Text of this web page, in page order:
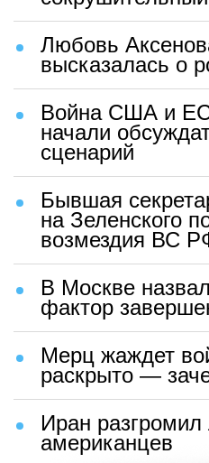
Любовь
высказалась о
Война США и
начали
сценарий
Бывшая
на Зеленского
возмездия ВС
В Москве
фактор
Мерц жаждет
раскрыто —
Иран разгромил
американцев